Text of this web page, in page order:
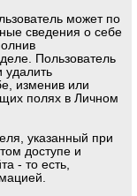
может по
сведения о себе
Пользователь
удалить
изменив или
полях в Личном
указанный при
доступе и
- то есть,